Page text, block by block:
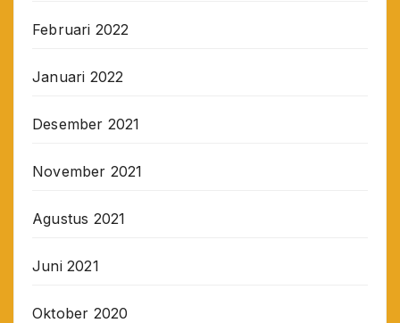
Februari 2022
Januari 2022
Desember 2021
November 2021
Agustus 2021
Juni 2021
Oktober 2020